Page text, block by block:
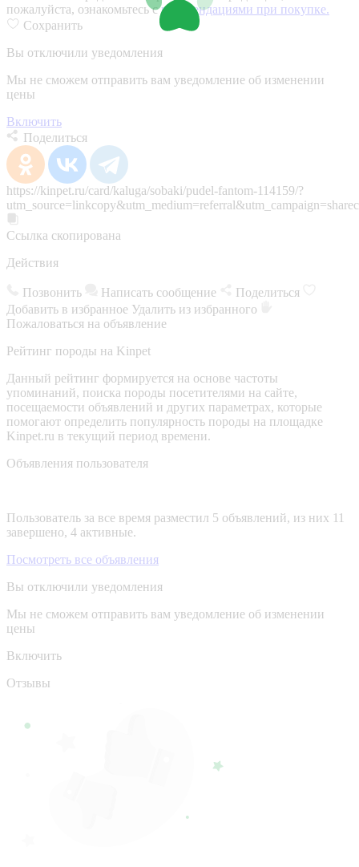
пожалуйста, ознакомьтесь срекомендациями при покупке.
Сохранить
Вы отключили уведомления
Мы не сможем отправить вам уведомление об изменении
цены
Включить
Поделиться
https://kinpet.ru/card/kaluga/sobaki/pudel-fantom-114159/?
Ссылка скопирована
Действия
Позвонить Написать сообщение
Поделиться
Добавить в избранное Удалить из избранного
Пожаловаться на объявление
Рейтинг породы на Kinpet
Данный рейтинг формируется на основе частоты
упоминаний, поиска породы посетителями на сайте,
посещаемости объявлений и других параметрах, которые
помогают определить популярность породы на площадке
Kinpet.ru в текущий период времени.
Объявления пользователя
Пользователь за все время разместил 5 объявлений, из них 11
завершено, 4 активные.
Посмотреть все объявления
Вы отключили уведомления
Мы не сможем отправить вам уведомление об изменении
цены
Включить
Отзывы